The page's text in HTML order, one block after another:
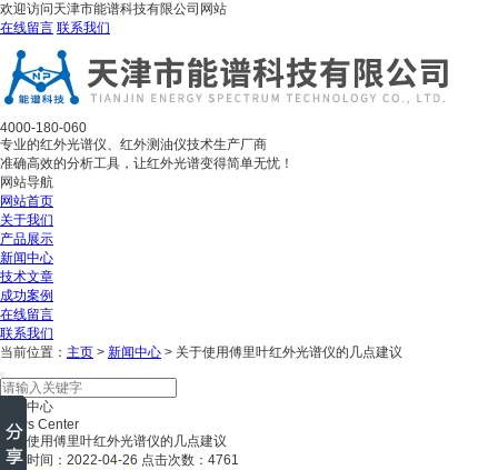
欢迎访问天津市能谱科技有限公司网站
在线留言 联系我们
4000-180-060
专业的红外光谱仪、红外测油仪技术生产厂商
准确高效的分析工具，让红外光谱变得简单无忧！
网站导航
网站首页
关于我们
产品展示
新闻中心
技术文章
成功案例
在线留言
联系我们
当前位置： 主页 > 新闻中心 > 关于使用傅里叶红外光谱仪的几点建议
新闻中心
News Center
关于使用傅里叶红外光谱仪的几点建议
更新时间：2022-04-26 点击次数：4761